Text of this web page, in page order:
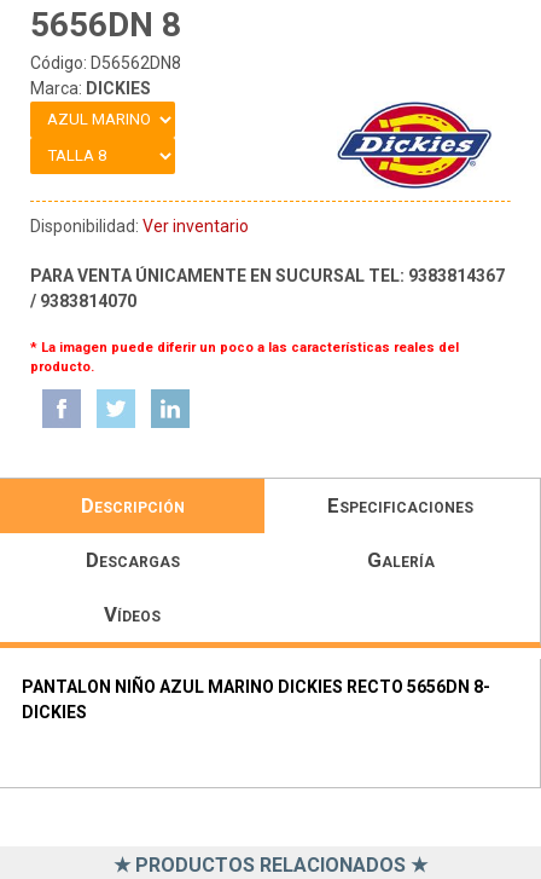
5656DN 8
Código: D56562DN8
Marca: DICKIES
Disponibilidad: Ver inventario
PARA VENTA ÚNICAMENTE EN SUCURSAL TEL: 9383814367
/ 9383814070
* La imagen puede diferir un poco a las características reales del
producto.
Descripción Especificaciones
Descargas Galería
Vídeos
PANTALON NIÑO AZUL MARINO DICKIES RECTO 5656DN 8-
DICKIES
★ PRODUCTOS RELACIONADOS ★